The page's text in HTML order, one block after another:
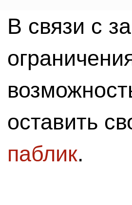
В связи с
оставить
паблик.